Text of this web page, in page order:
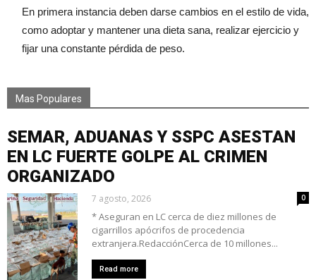
En primera instancia deben darse cambios en el estilo de vida,
como adoptar y mantener una dieta sana, realizar ejercicio y
fijar una constante pérdida de peso.
Mas Populares
SEMAR, ADUANAS Y SSPC ASESTAN
EN LC FUERTE GOLPE AL CRIMEN
ORGANIZADO
7 agosto, 2026 0
* Aseguran en LC cerca de diez millones de
cigarrillos apócrifos de procedencia
extranjera.RedacciónCerca de 10 millones...
Read more